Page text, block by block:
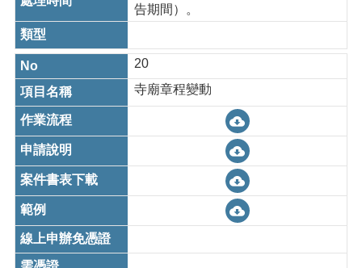
告期間）。
20
寺廟章程變動